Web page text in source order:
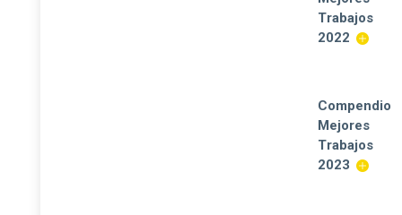
Trabajos
2022
Compendio
Mejores
Trabajos
2023